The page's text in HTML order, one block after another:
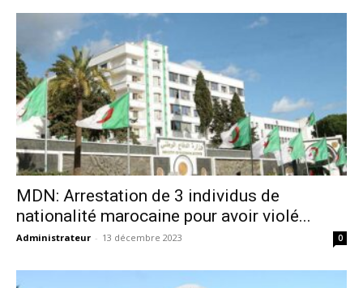
MDN: Arrestation de 3 individus de
nationalité marocaine pour avoir violé...
Administrateur - 13 décembre 2023 0